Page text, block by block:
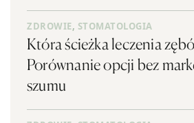
ZDROWIE, STOMATOLOGIA
Która ścieżka leczenia
Porównanie opcji bez
szumu